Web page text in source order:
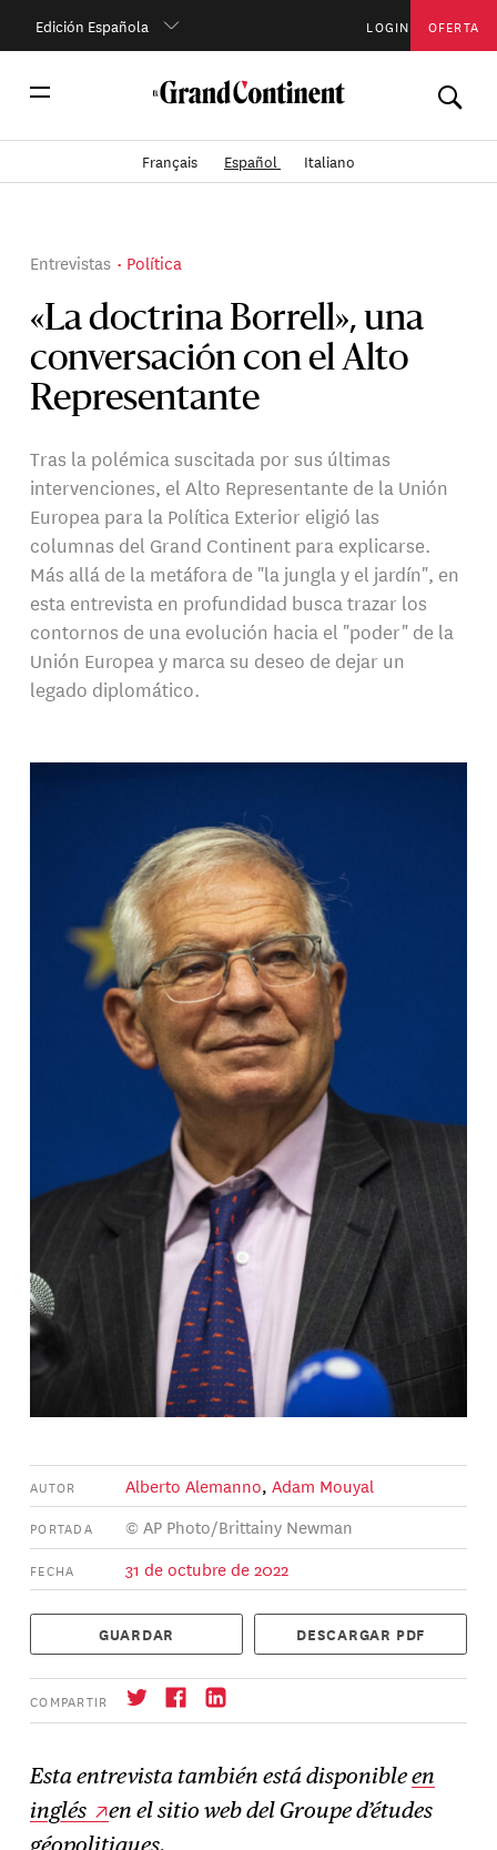
Edición Española LOGIN OFERTA
Français Español Italiano
«La doctrina Borrell», una
conversación con el Alto
Representante
Entrevistas Política
Tras la polémica suscitada por sus últimas
intervenciones, el Alto Representante de la Unión
Europea para la Política Exterior eligió las
columnas del Grand Continent para explicarse.
Más allá de la metáfora de "la jungla y el jardín", en
esta entrevista en profundidad busca trazar los
contornos de una evolución hacia el "poder" de la
Unión Europea y marca su deseo de dejar un
legado diplomático.
AUTOR Alberto Alemanno, Adam Mouyal
PORTADA © AP Photo/Brittainy Newman
FECHA 31 de octubre de 2022
GUARDAR DESCARGAR PDF
COMPARTIR
→ Suscríbase
Esta entrevista también está disponibleen
inglés
en el sitio web del Groupe d’études
géopolitiques.